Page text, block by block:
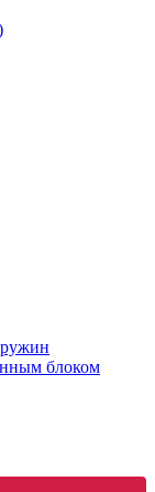
блоком